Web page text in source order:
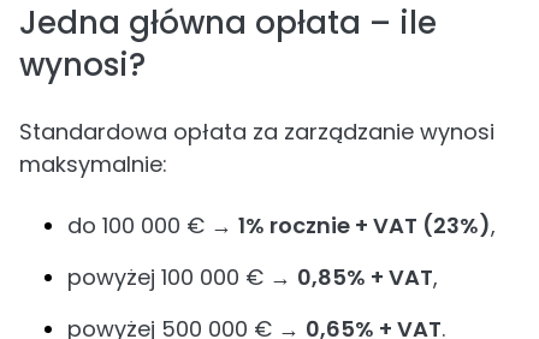
Jedna główna opłata – ile
wynosi?
Standardowa opłata za zarządzanie wynosi
maksymalnie:
do 100 000 € → 1% rocznie + VAT (23%),
powyżej 100 000 € → 0,85% + VAT,
powyżej 500 000 € → 0,65% + VAT.